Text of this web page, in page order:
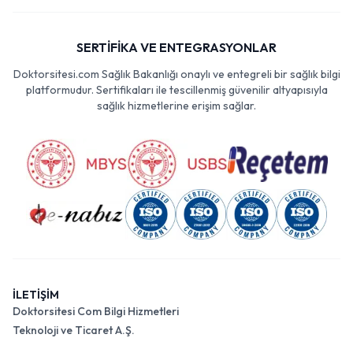
SERTİFİKA VE ENTEGRASYONLAR
Doktorsitesi.com Sağlık Bakanlığı onaylı ve entegreli bir sağlık bilgi
platformudur. Sertifikaları ile tescillenmiş güvenilir altyapısıyla
sağlık hizmetlerine erişim sağlar.
İLETİŞİM
Doktorsitesi Com Bilgi Hizmetleri
Teknoloji ve Ticaret A.Ş.